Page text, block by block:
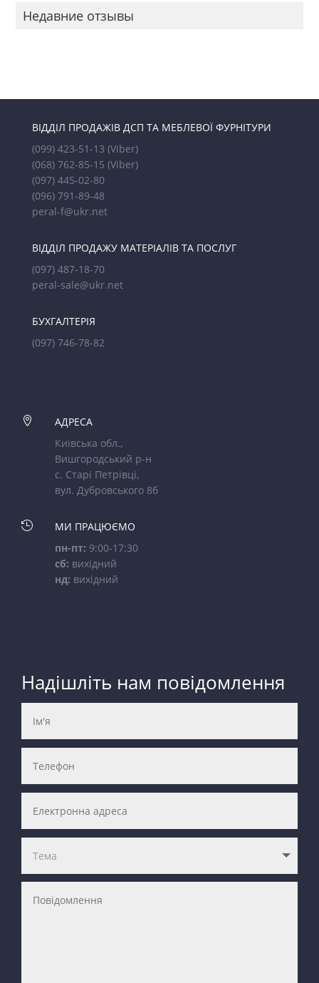
Недавние отзывы
ВІДДІЛ ПРОДАЖІВ ДСП ТА МЕБЛЕВОЇ ФУРНІТУРИ
(099) 423-51-13 (Viber)
(068) 762-85-15 (Viber)
(097) 445-02-80
(096) 791-89-48
peral-f@ukr.net
ВІДДІЛ ПРОДАЖУ МАТЕРІАЛІВ ТА ПОСЛУГ
(097) 487-18-70
peral-sale@ukr.net
БУХГАЛТЕРІЯ
(097) 746-78-82

АДРЕСА
Київська обл.,
Вишгородський р-н
с. Старі Петрівці,
вул. Дубровського 8б

МИ ПРАЦЮЄМО
пн-пт: 9:00-17:30
сб: вихідний
нд: вихідний
Надішліть нам повідомлення